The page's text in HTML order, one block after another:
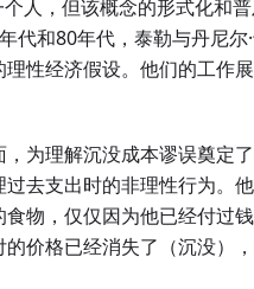
人，但该概念的形式化和
代和80年代，泰勒与丹尼尔
性经济假设。他们的工作
为理解沉没成本谬误奠定
去支出时的非理性行为。
物，仅仅因为他已经付过
价格已经消失了（沉没）